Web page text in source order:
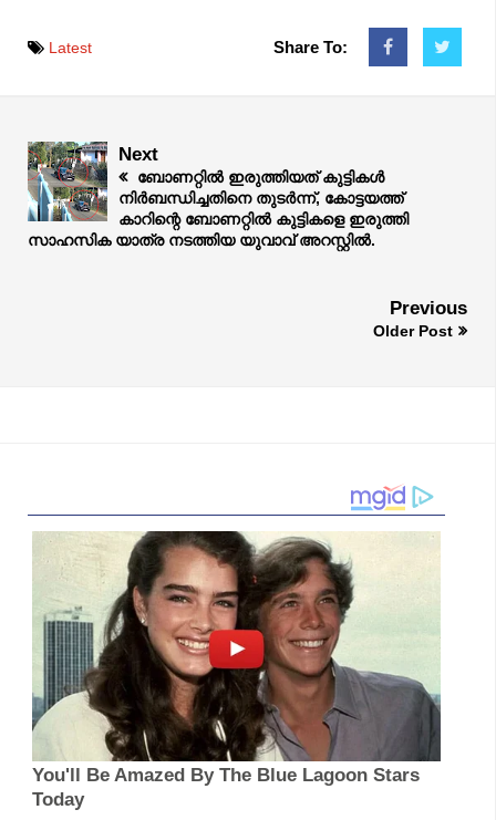
Latest Share To:
Next
ബോണറ്റിൽ ഇരുത്തിയത് കുട്ടികൾ
നിർബന്ധിച്ചതിനെ തുടർന്ന്, കോട്ടയത്ത്
കാറിന്റെ ബോണറ്റിൽ കുട്ടികളെ ഇരുത്തി
സാഹസിക യാത്ര നടത്തിയ യുവാവ് അറസ്റ്റിൽ.
Previous
Older Post